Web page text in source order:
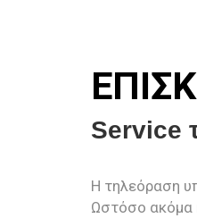
Service
Η τηλεόραση
Ωστόσο ακόμα